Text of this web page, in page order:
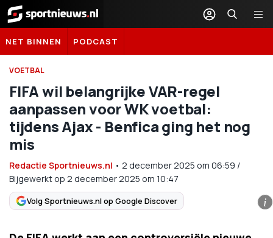
Sportnieuws.nl
NET BINNEN PODCAST
VOETBAL
FIFA wil belangrijke VAR-regel
aanpassen voor WK voetbal:
tijdens Ajax - Benfica ging het nog
mis
Redactie Sportnieuws.nl • 2 december 2025 om 06:59 /
Bijgewerkt op 2 december 2025 om 10:47
Volg Sportnieuws.nl op Google Discover i